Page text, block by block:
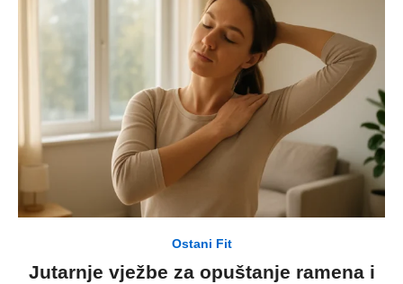
Ostani Fit
Jutarnje vježbe za opuštanje ramena i